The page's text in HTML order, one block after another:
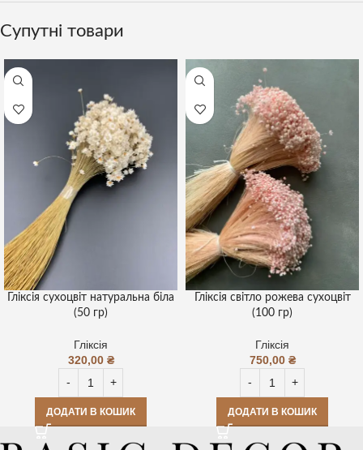
Супутні товари
Гліксія сухоцвіт натуральна біла
(50 гр)
Гліксія
320,00 ₴
ДОДАТИ В КОШИК
Гліксія світло рожева сухоцвіт
(100 гр)
Гліксія
750,00 ₴
ДОДАТИ В КОШИК